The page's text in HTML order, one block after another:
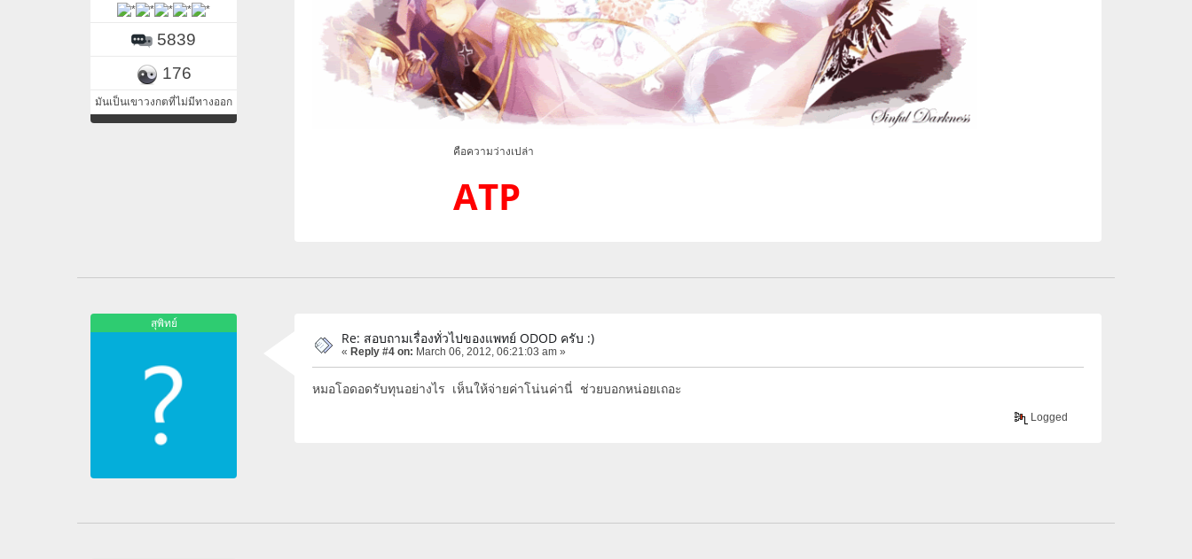
5839
176
มันเป็นเขาวงกตที่ไม่มีทางออก
คือความว่างเปล่า
ATP
สุพิทย์
Re: สอบถามเรื่องทั่วไปของแพทย์ ODOD ครับ :)
« Reply #4 on: March 06, 2012, 06:21:03 am »
หมอโอดอดรับทุนอย่างไร เห็นให้จ่ายค่าโน่นค่านี่ ช่วยบอกหน่อยเถอะ
Logged